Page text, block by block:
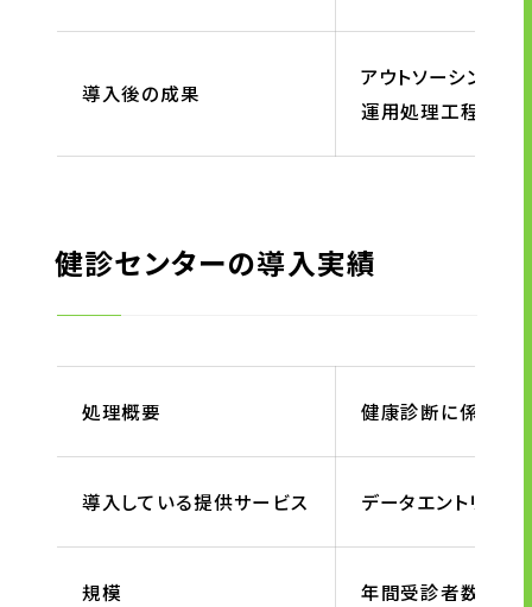
導入後の成果
アウトソーシング
運用処理工程の見
健診センターの導入実績
処理概要 健康診断に係るプ
導入している提供サービス データエントリー、
規模 年間受診者数 約